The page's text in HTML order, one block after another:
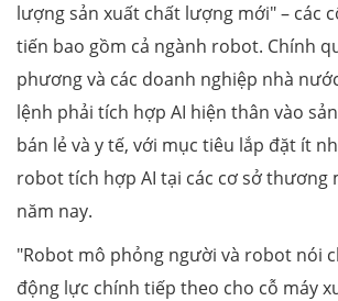
lượng sản xuất chất lượng mới" – các
tiến bao gồm cả ngành robot. Chính
phương và các doanh nghiệp nhà
lệnh phải tích hợp AI hiện thân vào
bán lẻ và y tế, với mục tiêu lắp đặt ít
robot tích hợp AI tại các cơ sở thương
năm nay.
"Robot mô phỏng người và robot nói
động lực chính tiếp theo cho cỗ máy